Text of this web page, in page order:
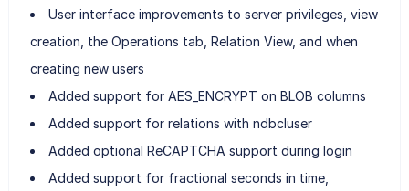
User interface improvements to server privileges, view
creation, the Operations tab, Relation View, and when
creating new users
Added support for AES_ENCRYPT on BLOB columns
Added support for relations with ndbcluser
Added optional ReCAPTCHA support during login
Added support for fractional seconds in time,